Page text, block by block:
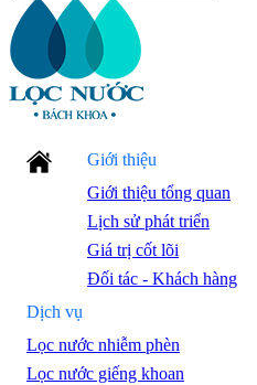
Giới thiệu
Giới thiệu tổng quan
Lịch sử phát triển
Giá trị cốt lõi
Đối tác - Khách hàng
Dịch vụ
Lọc nước nhiễm phèn
Lọc nước giếng khoan